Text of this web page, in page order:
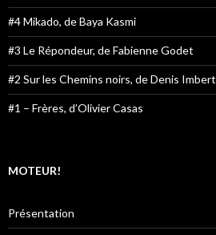
#4 Mikado, de Baya Kasmi
#3 Le Répondeur, de Fabienne Godet
#2 Sur les Chemins noirs, de Denis Imbert
#1 – Frères, d’Olivier Casas
MOTEUR!
Présentation